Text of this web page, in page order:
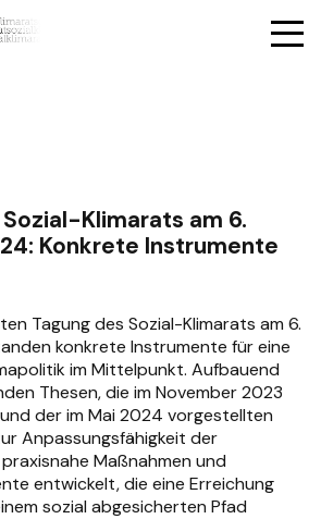
Sozial-Klimarats am 6.
Konkrete Instrumente
Tagung des Sozial-Klimarats am 6.
konkrete Instrumente für eine
im Mittelpunkt. Aufbauend
Thesen, die im November 2023
der im Mai 2024 vorgestellten
Anpassungsfähigkeit der
Maßnahmen und
entwickelt, die eine Erreichung
sozial abgesicherten Pfad